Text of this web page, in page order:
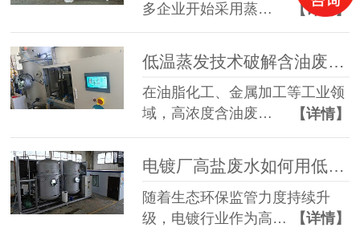
多企业开始采用蒸…
【详情】
在油脂化工、金属加工等工业领
域，高浓度含油废…
【详情】
电镀厂高盐废水如何用低温蒸发器实现零排放？完整工艺解析
随着生态环保监管力度持续升
级，电镀行业作为高…
【详情】